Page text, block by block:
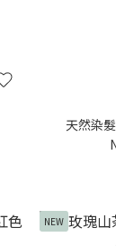
天然染
NEW